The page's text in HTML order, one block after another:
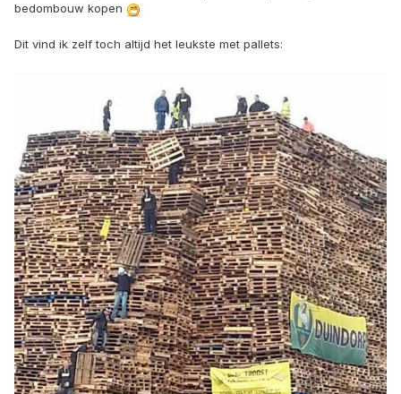
bedombouw kopen
Dit vind ik zelf toch altijd het leukste met pallets: